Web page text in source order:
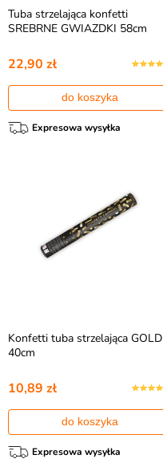
Tuba strzelająca konfetti
SREBRNE GWIAZDKI 58cm
22,90 zł
do koszyka
Expresowa wysyłka
Konfetti tuba strzelająca GOLD
40cm
10,89 zł
do koszyka
Expresowa wysyłka